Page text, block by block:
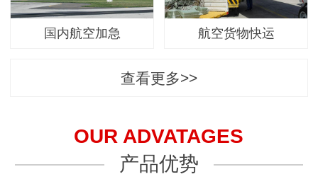
国内航空加急 航空货物快运
查看更多>>
OUR ADVATAGES
产品优势